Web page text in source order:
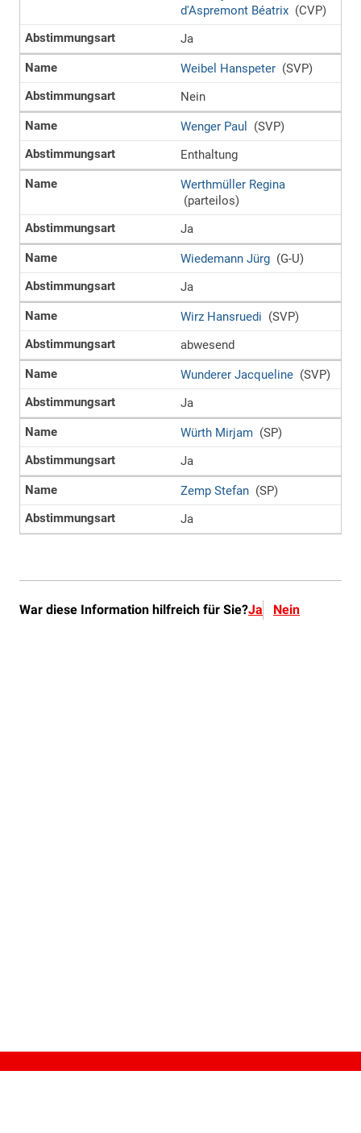
War diese Information hilfreich für Sie?Ja Nein